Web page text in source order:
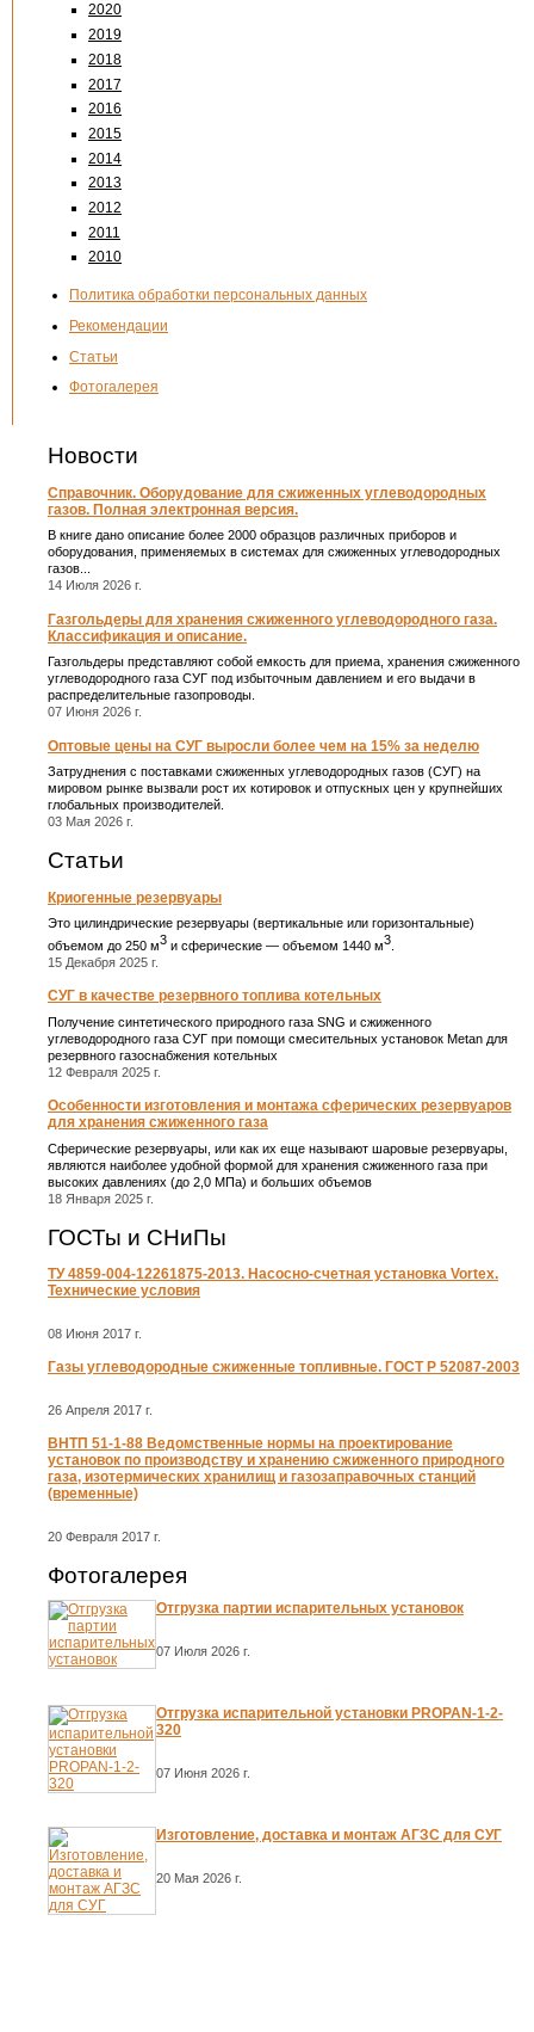
2020
2019
2018
2017
2016
2015
2014
2013
2012
2011
2010
Политика обработки персональных данных
Рекомендации
Статьи
Фотогалерея
Новости
Справочник. Оборудование для сжиженных углеводородных
газов. Полная электронная версия.
В книге дано описание более 2000 образцов различных приборов и
оборудования, применяемых в системах для сжиженных углеводородных
газов...
14 Июля 2026 г.
Газгольдеры для хранения сжиженного углеводородного газа.
Классификация и описание.
Газгольдеры представляют собой емкость для приема, хранения сжиженного
углеводородного газа СУГ под избыточным давлением и его выдачи в
распределительные газопроводы.
07 Июня 2026 г.
Оптовые цены на СУГ выросли более чем на 15% за неделю
Затруднения с поставками сжиженных углеводородных газов (СУГ) на
мировом рынке вызвали рост их котировок и отпускных цен у крупнейших
глобальных производителей.
03 Мая 2026 г.
Статьи
Криогенные резервуары
Это цилиндрические резервуары (вертикальные или горизонтальные)
объемом до 250 м3 и сферические ― объемом 1440 м3
15 Декабря 2025 г.
СУГ в качестве резервного топлива котельных
Получение синтетического природного газа SNG и сжиженного
углеводородного газа СУГ при помощи смесительных установок Metan для
резервного газоснабжения котельных
12 Февраля 2025 г.
Особенности изготовления и монтажа сферических резервуаров
для хранения сжиженного газа
Сферические резервуары, или как их еще называют шаровые резервуары,
являются наиболее удобной формой для хранения сжиженного газа при
высоких давлениях (до 2,0 МПа) и больших объемов
18 Января 2025 г.
ГОСТы и СНиПы
ТУ 4859-004-12261875-2013. Насосно-счетная установка Vortex.
Технические условия
08 Июня 2017 г.
Газы углеводородные сжиженные топливные. ГОСТ Р 52087-2003
26 Апреля 2017 г.
ВНТП 51-1-88 Ведомственные нормы на проектирование
установок по производству и хранению сжиженного природного
газа, изотермических хранилищ и газозаправочных станций
(временные)
20 Февраля 2017 г.
Фотогалерея
Отгрузка партии испарительных установок
07 Июля 2026 г.
Отгрузка испарительной установки PROPAN-1-2-
320
07 Июня 2026 г.
Изготовление, доставка и монтаж АГЗС для СУГ
20 Мая 2026 г.